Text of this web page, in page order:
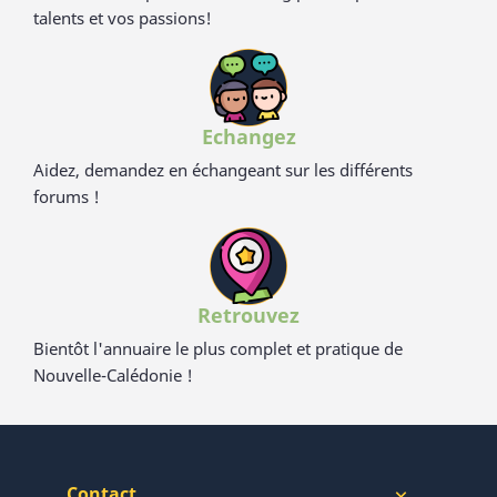
talents et vos passions!
Echangez
Aidez, demandez en échangeant sur les différents
forums !
Retrouvez
Bientôt l'annuaire le plus complet et pratique de
Nouvelle-Calédonie !